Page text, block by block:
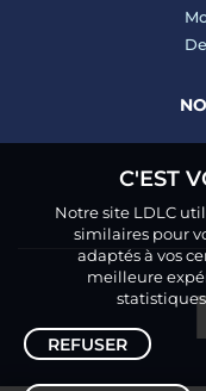
C'EST
Notre site LDLC
similaires pour
adaptés à vos
meilleure
REFUSER